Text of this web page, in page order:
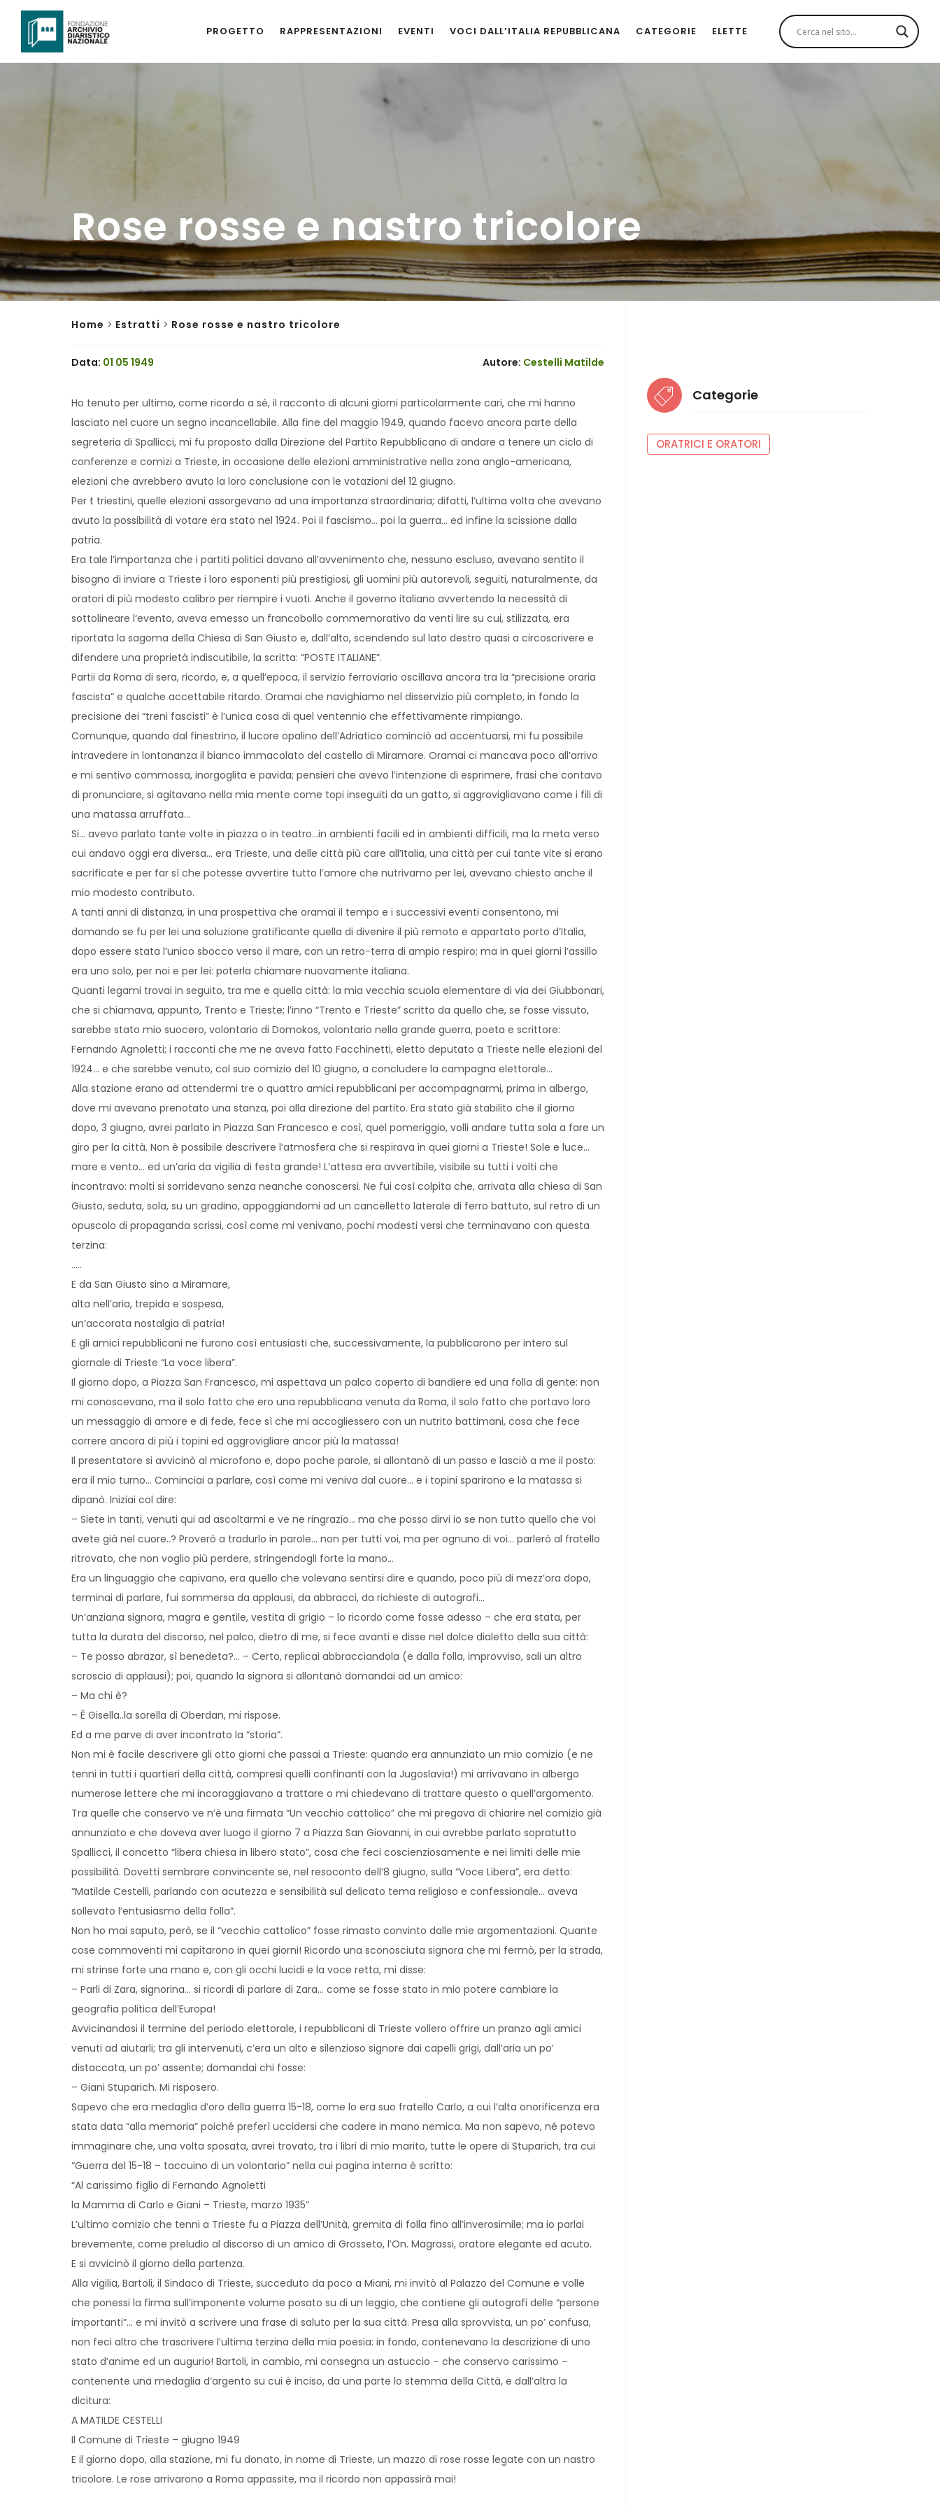
PROGETTO RAPPRESENTAZIONI EVENTI VOCI DALL’ITALIA REPUBBLICANA CATEGORIE ELETTE
Rose rosse e nastro tricolore
Home > Estratti > Rose rosse e nastro tricolore
Data: 01 05 1949 Autore: Cestelli Matilde
Ho tenuto per ultimo, come ricordo a sé, il racconto di alcuni giorni particolarmente cari, che mi hanno
lasciato nel cuore un segno incancellabile. Alla fine del maggio 1949, quando facevo ancora parte della
segreteria di Spallicci, mi fu proposto dalla Direzione del Partito Repubblicano di andare a tenere un ciclo di
conferenze e comizi a Trieste, in occasione delle elezioni amministrative nella zona anglo-americana,
elezioni che avrebbero avuto la loro conclusione con le votazioni del 12 giugno.
Per t triestini, quelle elezioni assorgevano ad una importanza straordinaria; difatti, l’ultima volta che avevano
avuto la possibilità di votare era stato nel 1924. Poi il fascismo… poi la guerra… ed infine la scissione dalla
patria.
Era tale l’importanza che i partiti politici davano all’avvenimento che, nessuno escluso, avevano sentito il
bisogno di inviare a Trieste i loro esponenti più prestigiosi, gli uomini più autorevoli, seguiti, naturalmente, da
oratori di più modesto calibro per riempire i vuoti. Anche il governo italiano avvertendo la necessità di
sottolineare l’evento, aveva emesso un francobollo commemorativo da venti lire su cui, stilizzata, era
riportata la sagoma della Chiesa di San Giusto e, dall’alto, scendendo sul lato destro quasi a circoscrivere e
difendere una proprietà indiscutibile, la scritta: “POSTE ITALIANE”.
Partii da Roma di sera, ricordo, e, a quell’epoca, il servizio ferroviario oscillava ancora tra la “precisione oraria
fascista” e qualche accettabile ritardo. Oramai che navighiamo nel disservizio più completo, in fondo la
precisione dei “treni fascisti” è l’unica cosa di quel ventennio che effettivamente rimpiango.
Comunque, quando dal finestrino, il lucore opalino dell’Adriatico cominciò ad accentuarsi, mi fu possibile
intravedere in lontananza il bianco immacolato del castello di Miramare. Oramai ci mancava poco all’arrivo
e mi sentivo commossa, inorgoglita e pavida; pensieri che avevo l’intenzione di esprimere, frasi che contavo
di pronunciare, si agitavano nella mia mente come topi inseguiti da un gatto, si aggrovigliavano come i fili di
una matassa arruffata…
Si… avevo parlato tante volte in piazza o in teatro…in ambienti facili ed in ambienti difficili, ma la meta verso
cui andavo oggi era diversa… era Trieste, una delle città più care all’Italia, una città per cui tante vite si erano
sacrificate e per far sì che potesse avvertire tutto l’amore che nutrivamo per lei, avevano chiesto anche il
mio modesto contributo.
A tanti anni di distanza, in una prospettiva che oramai il tempo e i successivi eventi consentono, mi
domando se fu per lei una soluzione gratificante quella di divenire il più remoto e appartato porto d’Italia,
dopo essere stata l’unico sbocco verso il mare, con un retro-terra di ampio respiro; ma in quei giorni l’assillo
era uno solo, per noi e per lei: poterla chiamare nuovamente italiana.
Quanti legami trovai in seguito, tra me e quella città: la mia vecchia scuola elementare di via dei Giubbonari,
che si chiamava, appunto, Trento e Trieste; l’inno “Trento e Trieste” scritto da quello che, se fosse vissuto,
sarebbe stato mio suocero, volontario di Domokos, volontario nella grande guerra, poeta e scrittore:
Fernando Agnoletti; i racconti che me ne aveva fatto Facchinetti, eletto deputato a Trieste nelle elezioni del
1924… e che sarebbe venuto, col suo comizio del 10 giugno, a concludere la campagna elettorale…
Alla stazione erano ad attendermi tre o quattro amici repubblicani per accompagnarmi, prima in albergo,
dove mi avevano prenotato una stanza, poi alla direzione del partito. Era stato già stabilito che il giorno
dopo, 3 giugno, avrei parlato in Piazza San Francesco e così, quel pomeriggio, volli andare tutta sola a fare un
giro per la città. Non è possibile descrivere l’atmosfera che si respirava in quei giorni a Trieste! Sole e luce…
mare e vento… ed un’aria da vigilia di festa grande! L’attesa era avvertibile, visibile su tutti i volti che
incontravo: molti si sorridevano senza neanche conoscersi. Ne fui così colpita che, arrivata alla chiesa di San
Giusto, seduta, sola, su un gradino, appoggiandomi ad un cancelletto laterale di ferro battuto, sul retro di un
opuscolo di propaganda scrissi, così come mi venivano, pochi modesti versi che terminavano con questa
terzina:
…..
E da San Giusto sino a Miramare,
alta nell’aria, trepida e sospesa,
un’accorata nostalgia di patria!
E gli amici repubblicani ne furono così entusiasti che, successivamente, la pubblicarono per intero sul
giornale di Trieste “La voce libera”.
Il giorno dopo, a Piazza San Francesco, mi aspettava un palco coperto di bandiere ed una folla di gente: non
mi conoscevano, ma il solo fatto che ero una repubblicana venuta da Roma, il solo fatto che portavo loro
un messaggio di amore e di fede, fece sì che mi accogliessero con un nutrito battimani, cosa che fece
correre ancora di più i topini ed aggrovigliare ancor più la matassa!
Il presentatore si avvicinò al microfono e, dopo poche parole, si allontanò di un passo e lasciò a me il posto:
era il mio turno… Cominciai a parlare, così come mi veniva dal cuore… e i topini sparirono e la matassa si
dipanò. Iniziai col dire:
– Siete in tanti, venuti qui ad ascoltarmi e ve ne ringrazio… ma che posso dirvi io se non tutto quello che voi
avete già nel cuore..? Proverò a tradurlo in parole… non per tutti voi, ma per ognuno di voi… parlerò al fratello
ritrovato, che non voglio più perdere, stringendogli forte la mano…
Era un linguaggio che capivano, era quello che volevano sentirsi dire e quando, poco più di mezz’ora dopo,
terminai di parlare, fui sommersa da applausi, da abbracci, da richieste di autografi…
Un’anziana signora, magra e gentile, vestita di grigio – lo ricordo come fosse adesso – che era stata, per
tutta la durata del discorso, nel palco, dietro di me, si fece avanti e disse nel dolce dialetto della sua città:
– Te posso abrazar, sì benedeta?… – Certo, replicai abbracciandola (e dalla folla, improvviso, sali un altro
scroscio di applausi); poi, quando la signora si allontanò domandai ad un amico:
– Ma chi è?
– È Gisella..la sorella di Oberdan, mi rispose.
Ed a me parve di aver incontrato la “storia”.
Non mi è facile descrivere gli otto giorni che passai a Trieste: quando era annunziato un mio comizio (e ne
tenni in tutti i quartieri della città, compresi quelli confinanti con la Jugoslavia!) mi arrivavano in albergo
numerose lettere che mi incoraggiavano a trattare o mi chiedevano di trattare questo o quell’argomento.
Tra quelle che conservo ve n’è una firmata “Un vecchio cattolico” che mi pregava di chiarire nel comizio già
annunziato e che doveva aver luogo il giorno 7 a Piazza San Giovanni, in cui avrebbe parlato sopratutto
Spallicci, il concetto “libera chiesa in libero stato”, cosa che feci coscienziosamente e nei limiti delle mie
possibilità. Dovetti sembrare convincente se, nel resoconto dell’8 giugno, sulla “Voce Libera”, era detto:
“Matilde Cestelli, parlando con acutezza e sensibilità sul delicato tema religioso e confessionale… aveva
sollevato l’entusiasmo della folla”.
Non ho mai saputo, però, se il “vecchio cattolico” fosse rimasto convinto dalle mie argomentazioni. Quante
cose commoventi mi capitarono in quei giorni! Ricordo una sconosciuta signora che mi fermò, per la strada,
mi strinse forte una mano e, con gli occhi lucidi e la voce retta, mi disse:
– Parli di Zara, signorina… si ricordi di parlare di Zara… come se fosse stato in mio potere cambiare la
geografia politica dell’Europa!
Avvicinandosi il termine del periodo elettorale, i repubblicani di Trieste vollero offrire un pranzo agli amici
venuti ad aiutarli; tra gli intervenuti, c’era un alto e silenzioso signore dai capelli grigi, dall’aria un po’
distaccata, un po’ assente; domandai chi fosse:
– Giani Stuparich. Mi risposero.
Sapevo che era medaglia d’oro della guerra 15-18, come lo era suo fratello Carlo, a cui l’alta onorificenza era
stata data “alla memoria” poiché preferì uccidersi che cadere in mano nemica. Ma non sapevo, né potevo
immaginare che, una volta sposata, avrei trovato, tra i libri di mio marito, tutte le opere di Stuparich, tra cui
“Guerra del 15-18 – taccuino di un volontario” nella cui pagina interna è scritto:
“Al carissimo figlio di Fernando Agnoletti
la Mamma di Carlo e Giani – Trieste, marzo 1935”
L’ultimo comizio che tenni a Trieste fu a Piazza dell’Unità, gremita di folla fino all’inverosimile; ma io parlai
brevemente, come preludio al discorso di un amico di Grosseto, l’On. Magrassi, oratore elegante ed acuto.
E si avvicinò il giorno della partenza.
Alla vigilia, Bartoli, il Sindaco di Trieste, succeduto da poco a Miani, mi invitò al Palazzo del Comune e volle
che ponessi la firma sull’imponente volume posato su di un leggio, che contiene gli autografi delle “persone
importanti”… e mi invitò a scrivere una frase di saluto per la sua città. Presa alla sprovvista, un po’ confusa,
non feci altro che trascrivere l’ultima terzina della mia poesia: in fondo, contenevano la descrizione di uno
stato d’anime ed un augurio! Bartoli, in cambio, mi consegna un astuccio – che conservo carissimo –
contenente una medaglia d’argento su cui è inciso, da una parte lo stemma della Città, e dall’altra la
dicitura:
A MATILDE CESTELLI
Il Comune di Trieste – giugno 1949
E il giorno dopo, alla stazione, mi fu donato, in nome di Trieste, un mazzo di rose rosse legate con un nastro
tricolore. Le rose arrivarono a Roma appassite, ma il ricordo non appassirà mai!
Categorie
ORATRICI E ORATORI